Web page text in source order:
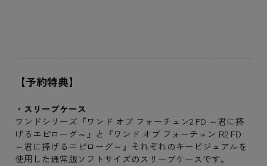
【予約特典】
・スリーブケース
ワンドシリーズ『ワンド オブ フォーチュン2 FD ～君に捧
げるエピローグ～』と『ワンド オブ フォーチュン R2 FD
～君に捧げるエピローグ～』それぞれのキービジュアルを
使用した通常版ソフトサイズのスリーブケースです。